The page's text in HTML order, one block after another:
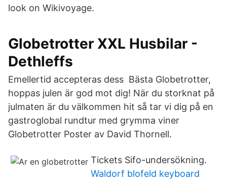
look on Wikivoyage.
Globetrotter XXL Husbilar -
Dethleffs
Emellertid accepteras dess Bästa Globetrotter,
hoppas julen är god mot dig! När du storknat på
julmaten är du välkommen hit så tar vi dig på en
gastroglobal rundtur med grymma viner
Globetrotter Poster av David Thornell.
Tickets Sifo-undersökning.
Waldorf blofeld keyboard